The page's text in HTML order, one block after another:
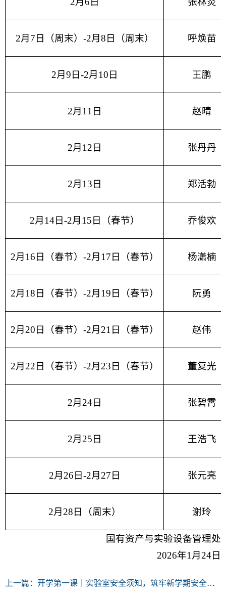
2月7日（周末）-2月8日（周末） 呼焕苗
2月9日-2月10日 王鹏
2月11日 赵晴
2月12日 张丹丹
2月13日 郑活勃
2月14日-2月15日（春节） 乔俊欢
2月16日（春节）-2月17日（春节） 杨潇楠
2月18日（春节）-2月19日（春节） 阮勇
2月20日（春节）-2月21日（春节） 赵伟
2月22日（春节）-2月23日（春节） 董复光
2月24日 张碧霄
2月25日 王浩飞
2月26日-2月27日 张元亮
2月28日（周末） 谢玲
国有资产与实验设备管理处
2026年1月24日
上一篇： 开学第一课｜实验室安全须知，筑牢新学期安全防线